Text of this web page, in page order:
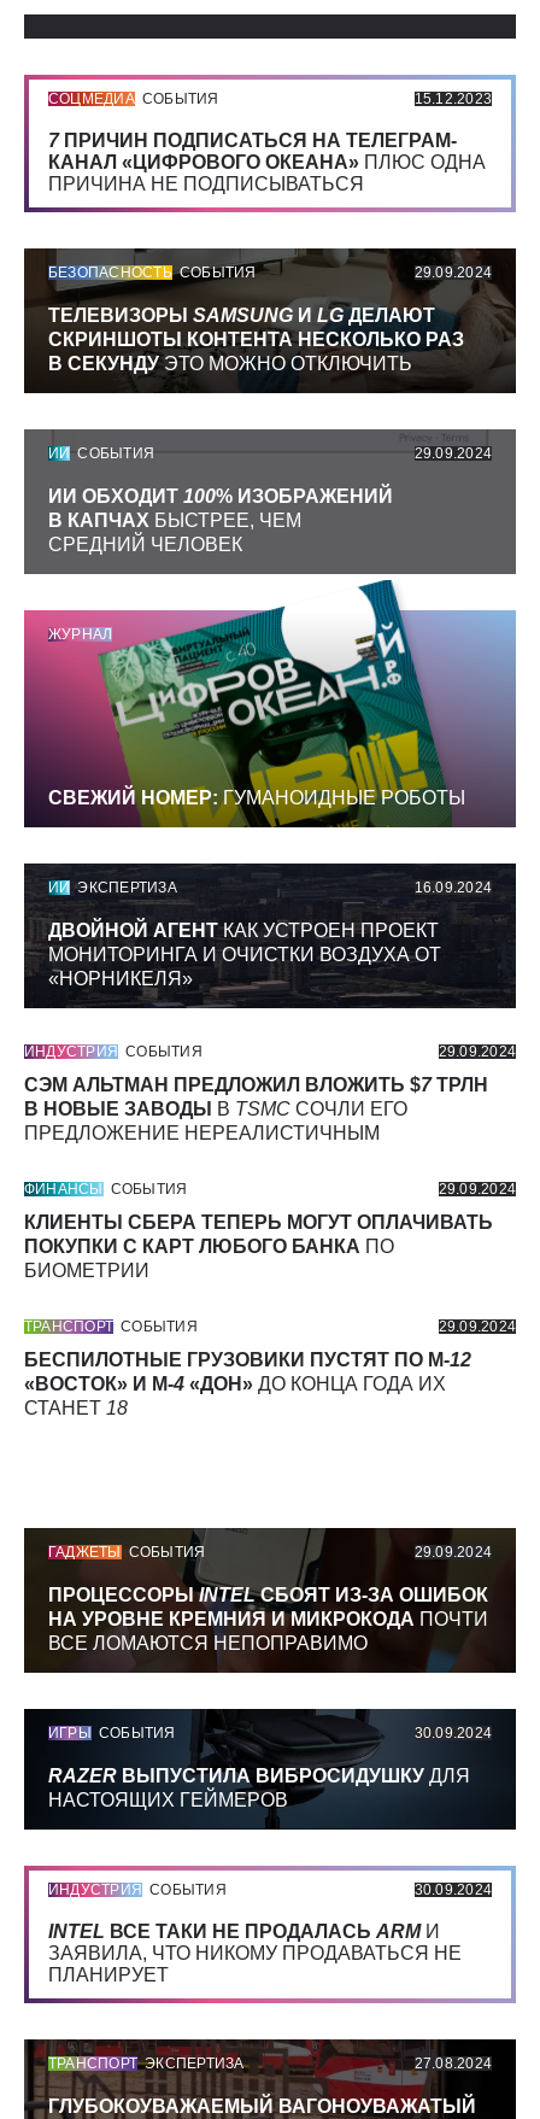
СОЦМЕДИА СОБЫТИЯ 15.12.2023
7 ПРИЧИН ПОДПИСАТЬСЯ НА ТЕЛЕГРАМ-
КАНАЛ «ЦИФРОВОГО ОКЕАНА» ПЛЮС ОДНА
ПРИЧИНА НЕ ПОДПИСЫВАТЬСЯ
БЕЗОПАСНОСТЬ СОБЫТИЯ 29.09.2024
ТЕЛЕВИЗОРЫ SAMSUNG И LGДЕЛАЮТ
СКРИНШОТЫ КОНТЕНТА НЕСКОЛЬКО РАЗ
В СЕКУНДУЭТО МОЖНО ОТКЛЮЧИТЬ
ИИ СОБЫТИЯ 29.09.2024
ИИ ОБХОДИТ 100% ИЗОБРАЖЕНИЙ
В КАПЧАХ БЫСТРЕЕ, ЧЕМ
СРЕДНИЙ ЧЕЛОВЕК
ЖУРНАЛ
СВЕЖИЙ НОМЕР: ГУМАНОИДНЫЕ РОБОТЫ
ИИ ЭКСПЕРТИЗА 16.09.2024
ДВОЙНОЙ АГЕНТКАК УСТРОЕН ПРОЕКТ
МОНИТОРИНГА И ОЧИСТКИ ВОЗДУХА ОТ
«НОРНИКЕЛЯ»
ИНДУСТРИЯ СОБЫТИЯ 29.09.2024
СЭМ АЛЬТМАН ПРЕДЛОЖИЛ ВЛОЖИТЬ $7ТРЛН
В НОВЫЕ ЗАВОДЫ
В TSMC СОЧЛИ ЕГО
ПРЕДЛОЖЕНИЕ НЕРЕАЛИСТИЧНЫМ
ФИНАНСЫ СОБЫТИЯ 29.09.2024
КЛИЕНТЫ СБЕРА ТЕПЕРЬ МОГУТ ОПЛАЧИВАТЬ
ПОКУПКИ С КАРТ ЛЮБОГО БАНКА ПО
БИОМЕТРИИ
ТРАНСПОРТ СОБЫТИЯ 29.09.2024
БЕСПИЛОТНЫЕ ГРУЗОВИКИ ПУСТЯТ ПО М-12
«ВОСТОК» И М-4 «ДОН» ДО КОНЦА ГОДА ИХ
СТАНЕТ 18
ГАДЖЕТЫ СОБЫТИЯ 29.09.2024
ПРОЦЕССОРЫINTELСБОЯТ ИЗ-ЗА ОШИБОК
НА УРОВНЕ КРЕМНИЯ И МИКРОКОДА ПОЧТИ
ВСЕ ЛОМАЮТСЯ НЕПОПРАВИМО
ИГРЫ СОБЫТИЯ 30.09.2024
RAZER ВЫПУСТИЛА ВИБРОСИДУШКУ ДЛЯ
НАСТОЯЩИХ ГЕЙМЕРОВ
ИНДУСТРИЯ СОБЫТИЯ 30.09.2024
INTEL ВСЕ ТАКИ НЕ ПРОДАЛАСЬ ARMИ
ЗАЯВИЛА, ЧТО НИКОМУ ПРОДАВАТЬСЯ НЕ
ПЛАНИРУЕТ
ТРАНСПОРТ ЭКСПЕРТИЗА 27.08.2024
ГЛУБОКОУВАЖАЕМЫЙ ВАГОНОУВАЖАТЫЙ